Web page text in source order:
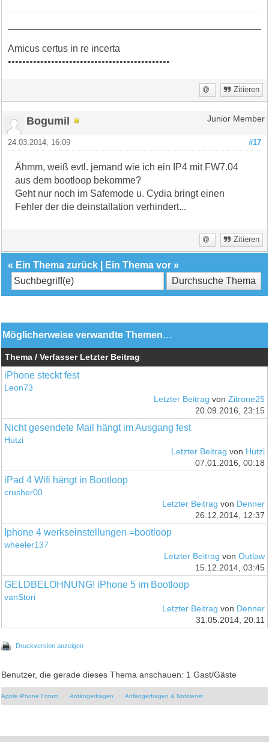
Amicus certus in re incerta
•••••••••••••••••••••••••••••••••••••••••••••
Zitieren
Bogumil Junior Member
#17
24.03.2014, 16:09
Ähmm, weiß evtl. jemand wie ich ein IP4 mit FW7.04
aus dem bootloop bekomme?
Geht nur noch im Safemode u. Cydia bringt einen
Fehler der die deinstallation verhindert...
Zitieren
« Ein Thema zurück Ein Thema vor »
Möglicherweise verwandte Themen…
Thema / Verfasser Letzter Beitrag
iPhone steckt fest
Leon73
Letzter Beitrag von Zitrone25
20.09.2016, 23:15
Nicht gesendete Mail hängt im Ausgang fest
Hutzi
Letzter Beitrag von Hutzi
07.01.2016, 00:18
iPad 4 Wifi hängt in Bootloop
crusher00
Letzter Beitrag von Denner
26.12.2014, 12:37
Iphone 4 werkseinstellungen =bootloop
wheeler137
Letzter Beitrag von Outlaw
15.12.2014, 03:45
GELDBELOHNUNG! iPhone 5 im Bootloop
vanStori
Letzter Beitrag von Denner
31.05.2014, 20:11
Druckversion anzeigen
Benutzer, die gerade dieses Thema anschauen: 1 Gast/Gäste
Apple iPhone Forum Anfängerfragen Anfängerfragen & Notdienst